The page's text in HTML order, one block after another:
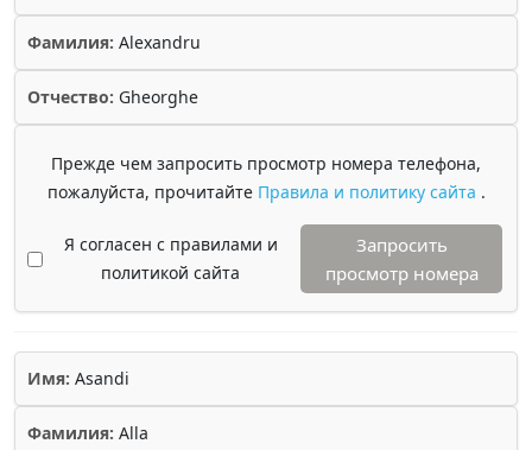
Фамилия: Alexandru
Отчество: Gheorghe
Прежде чем запросить просмотр номера телефона,
пожалуйста, прочитайте Правила и политику сайта .
Я согласен с правилами и
политикой сайта
Запросить
просмотр номера
Имя: Asandi
Фамилия: Alla